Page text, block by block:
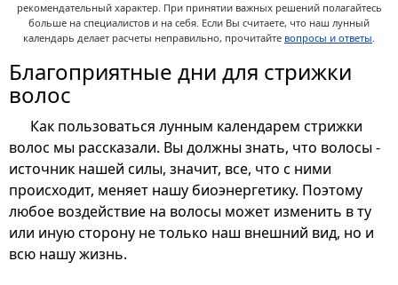
рекомендательный характер. При принятии важных решений полагайтесь
больше на специалистов и на себя. Если Вы считаете, что наш лунный
календарь делает расчеты неправильно, прочитайте вопросы и ответы
Благоприятные дни для стрижки
волос
Как пользоваться лунным календарем стрижки
волос мы рассказали. Вы должны знать, что волосы -
источник нашей силы, значит, все, что с ними
происходит, меняет нашу биоэнергетику. Поэтому
любое воздействие на волосы может изменить в ту
или иную сторону не только наш внешний вид, но и
всю нашу жизнь.